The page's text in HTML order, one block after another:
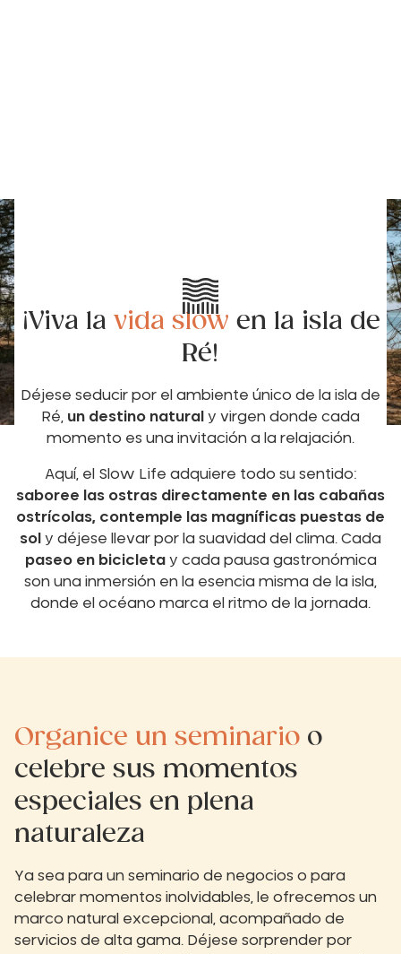
¡Viva la vida slow en la isla de
Ré!
Déjese seducir por el ambiente único de la isla de
Ré, un destino natural y virgen donde cada
momento es una invitación a la relajación.
Aquí, el Slow Life adquiere todo su sentido:
saboree las ostras directamente en las cabañas
ostrícolas, contemple las magníficas puestas de
sol y déjese llevar por la suavidad del clima. Cada
paseo en bicicletay cada pausa gastronómica
son una inmersión en la esencia misma de la isla,
donde el océano marca el ritmo de la jornada.
Organice un seminario o
celebre sus momentos
especiales en plena
naturaleza
Ya sea para un seminario de negocios o para
celebrar momentos inolvidables, le ofrecemos un
marco natural excepcional, acompañado de
servicios de alta gama. Déjese sorprender por